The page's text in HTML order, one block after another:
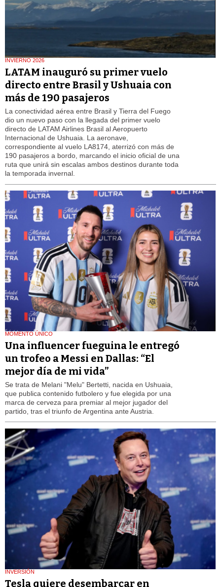
INVIERNO 2026
LATAM inauguró su primer vuelo
directo entre Brasil y Ushuaia con
más de 190 pasajeros
La conectividad aérea entre Brasil y Tierra del Fuego
dio un nuevo paso con la llegada del primer vuelo
directo de LATAM Airlines Brasil al Aeropuerto
Internacional de Ushuaia. La aeronave,
correspondiente al vuelo LA8174, aterrizó con más de
190 pasajeros a bordo, marcando el inicio oficial de una
ruta que unirá sin escalas ambos destinos durante toda
la temporada invernal.
MOMENTO ÚNICO
Una influencer fueguina le entregó
un trofeo a Messi en Dallas: “El
mejor día de mi vida”
Se trata de Melani "Melu" Bertetti, nacida en Ushuaia,
que publica contenido futbolero y fue elegida por una
marca de cerveza para premiar al mejor jugador del
partido, tras el triunfo de Argentina ante Austria.
INVERSIÓN
Tesla quiere desembarcar en